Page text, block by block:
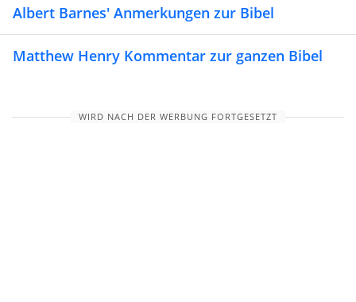
Albert Barnes' Anmerkungen zur Bibel
Matthew Henry Kommentar zur ganzen Bibel
WIRD NACH DER WERBUNG FORTGESETZT